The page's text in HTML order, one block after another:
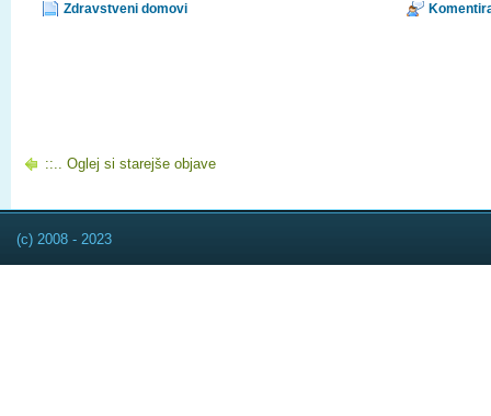
Zdravstveni domovi
::.. Oglej si starejše objave
(c) 2008 - 2023